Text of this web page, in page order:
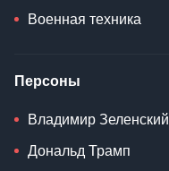
Военная техника
Персоны
Владимир Зеленский
Дональд Трамп